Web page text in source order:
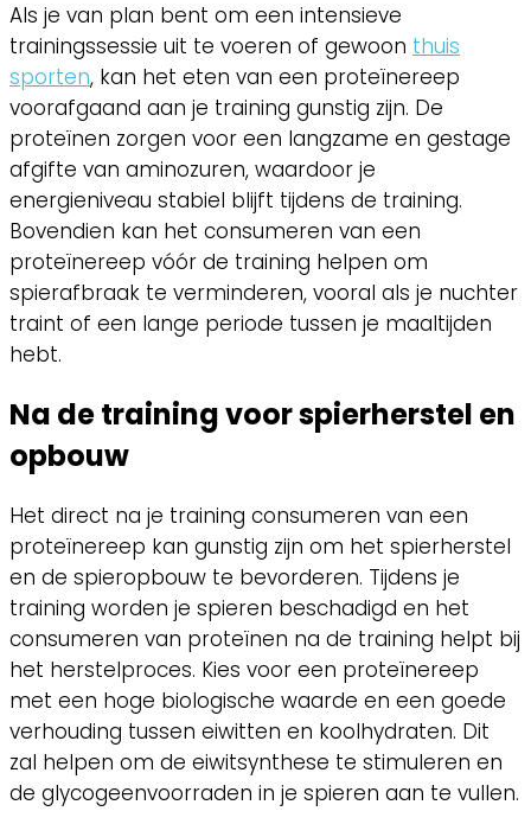
Als je van plan bent om een intensieve
trainingssessie uit te voeren of gewoon thuis
sporten, kan het eten van een proteïnereep
voorafgaand aan je training gunstig zijn. De
proteïnen zorgen voor een langzame en gestage
afgifte van aminozuren, waardoor je
energieniveau stabiel blijft tijdens de training.
Bovendien kan het consumeren van een
proteïnereep vóór de training helpen om
spierafbraak te verminderen, vooral als je nuchter
traint of een lange periode tussen je maaltijden
hebt.
Na de training voor spierherstel en
opbouw
Het direct na je training consumeren van een
proteïnereep kan gunstig zijn om het spierherstel
en de spieropbouw te bevorderen. Tijdens je
training worden je spieren beschadigd en het
consumeren van proteïnen na de training helpt bij
het herstelproces. Kies voor een proteïnereep
met een hoge biologische waarde en een goede
verhouding tussen eiwitten en koolhydraten. Dit
zal helpen om de eiwitsynthese te stimuleren en
de glycogeenvoorraden in je spieren aan te vullen.